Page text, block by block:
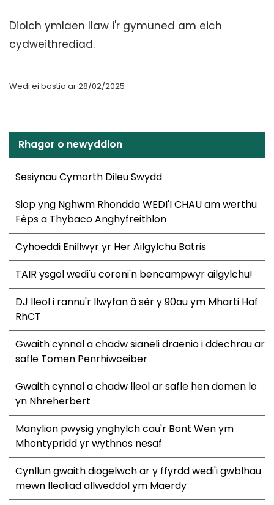
Diolch ymlaen llaw i'r gymuned am eich
cydweithrediad.
Wedi ei bostio ar 28/02/2025
Rhagor o newyddion
Sesiynau Cymorth Dileu Swydd
Siop yng Nghwm Rhondda WEDI'I CHAU am werthu
Fêps a Thybaco Anghyfreithlon
Cyhoeddi Enillwyr yr Her Ailgylchu Batris
TAIR ysgol wedi'u coroni'n bencampwyr ailgylchu!
DJ lleol i rannu'r llwyfan â sêr y 90au ym Mharti Haf
RhCT
Gwaith cynnal a chadw sianeli draenio i ddechrau ar
safle Tomen Penrhiwceiber
Gwaith cynnal a chadw lleol ar safle hen domen lo
yn Nhreherbert
Manylion pwysig ynghylch cau'r Bont Wen ym
Mhontypridd yr wythnos nesaf
Cynllun gwaith diogelwch ar y ffyrdd wedi'i gwblhau
mewn lleoliad allweddol ym Maerdy